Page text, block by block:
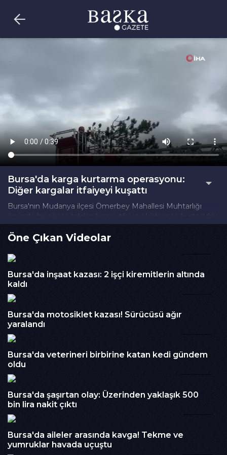
Bursa'da karga kurtarma operasyonu:
Diğer kargalar itfaiyeyi kuşattı
Bursa'nın Mudanya ilçesi Ömerbey Mahallesi Muhtarlığı
önünde bir ağaca takılan karga itfaiye ekiplerince kurtarıldığı
sırada diğer kargalar adeta kuşatma yaptı.
İzlenme : 221
Kategori :
Embed Kodu :
Öne Çıkan Videolar
Bursa'da inşaat kazası: 2 işçi kiremitlerin altında
kaldı
Bursa'da motosiklet kazası! Sürücüsü ağır
yaralandı
Bursa'da veterineri birbirine katan kedi gündem
oldu
Bursa'da şaşırtan olay: Üzerinden yaklaşık 500
bin lira nakit çıktı
Bursa'da aileler arasında kavga! Tekme ve
yumruklar havada uçuştu